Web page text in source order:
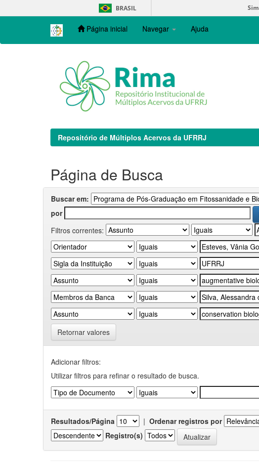
navigation
BRASIL
Página inicial Navegar Ajuda
Repositório de Múltiplos Acervos da UFRRJ
Página de Busca
Buscar em:
por
Filtros correntes:
Retornar valores
Adicionar filtros:
Utilizar filtros para refinar o resultado de busca.
Resultados/Página | Ordenar registros por
Registro(s)